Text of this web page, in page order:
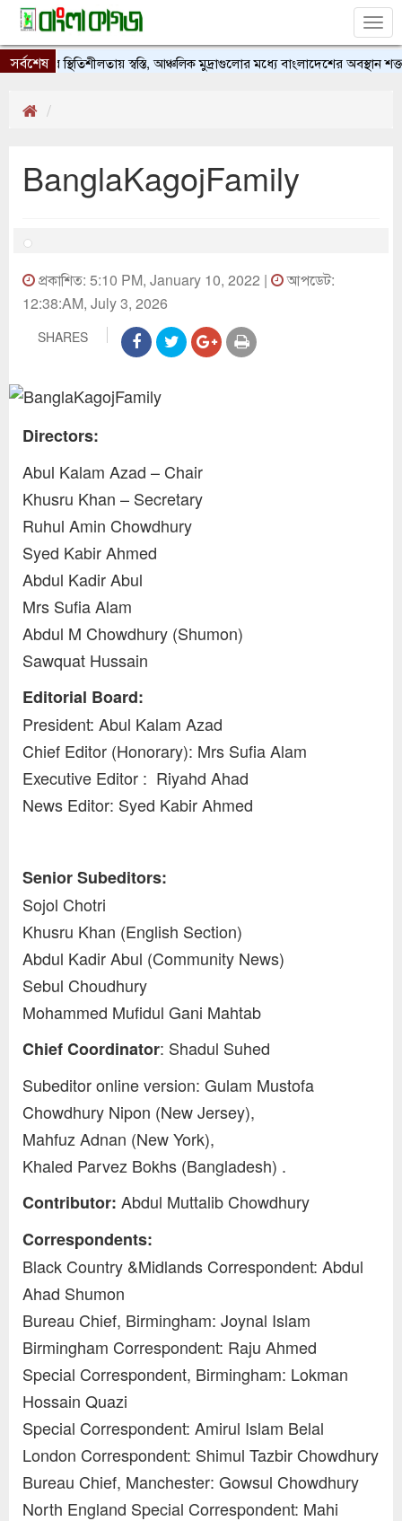
সর্বশেষ
টাকার স্থিতিশীলতায় স্বস্তি, আঞ্চলিক মুদ্রাগুলোর মধ্যে বাংলাদেশের অবস্থান শক্ত
BanglaKagojFamily
প্রকাশিত: 5:10 PM, January 10, 2022 |
আপডেট:
12:38:AM, July 3, 2026
SHARES
Directors:
Abul Kalam Azad – Chair
Khusru Khan – Secretary
Ruhul Amin Chowdhury
Syed Kabir Ahmed
Abdul Kadir Abul
Mrs Sufia Alam
Abdul M Chowdhury (Shumon)
Sawquat Hussain
Editorial Board:
President: Abul Kalam Azad
Chief Editor (Honorary): Mrs Sufia Alam
Executive Editor : Riyahd Ahad
News Editor: Syed Kabir Ahmed
Senior Subeditors:
Sojol Chotri
Khusru Khan (English Section)
Abdul Kadir Abul (Community News)
Sebul Choudhury
Mohammed Mufidul Gani Mahtab
Chief Coordinator: Shadul Suhed
Subeditor online version: Gulam Mustofa
Chowdhury Nipon (New Jersey),
Mahfuz Adnan (New York),
Khaled Parvez Bokhs (Bangladesh) .
Contributor: Abdul Muttalib Chowdhury
Correspondents:
Black Country &Midlands Correspondent: Abdul
Ahad Shumon
Bureau Chief, Birmingham: Joynal Islam
Birmingham Correspondent: Raju Ahmed
Special Correspondent, Birmingham: Lokman
Hossain Quazi
Special Correspondent: Amirul Islam Belal
London Correspondent: Shimul Tazbir Chowdhury
Bureau Chief, Manchester: Gowsul Chowdhury
North England Special Correspondent: Mahi